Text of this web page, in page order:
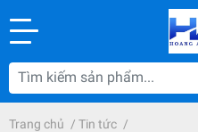
Trang chủ / Tin tức /